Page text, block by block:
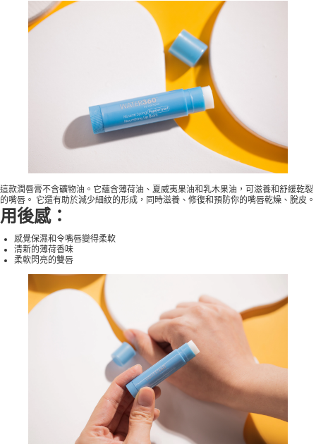
這款潤唇膏不含礦物油。它蘊含薄荷油、夏威夷果油和乳木果油，可滋養和舒緩乾裂
的嘴唇。 它還有助於減少細紋的形成，同時滋養、修復和預防你的嘴唇乾燥、脫皮。
用後感：
感覺保濕和令嘴唇變得柔軟
清新的薄荷香味
柔軟閃亮的雙唇